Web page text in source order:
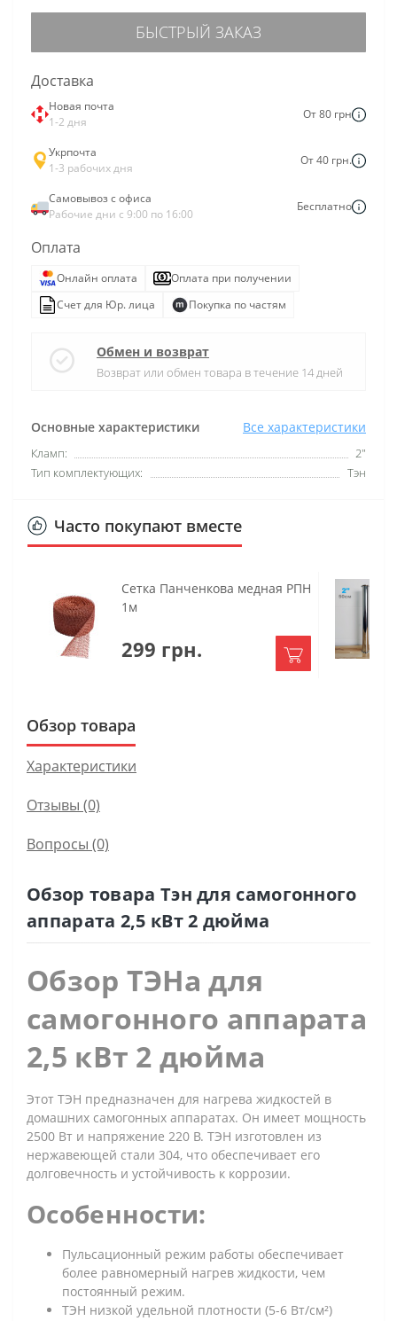
Основные характеристики Все характеристики
Кламп:
2"
Тип комплектующих:
Тэн
БЫСТРЫЙ ЗАКАЗ
Доставка
Новая почта
1-2 дня
От 80 грн
Укрпочта
1-3 рабочих дня
От 40 грн.
Самовывоз с офиса
Рабочие дни с 9:00 по 16:00
Бесплатно
Оплата
Онлайн оплата
Оплата при получении
Счет для Юр. лица
Покупка по частям
Обмен и возврат
Возврат или обмен товара в течение 14 дней
Часто покупают вместе
Сетка Панченкова медная РПН
1м
299 грн.
Обзор товара
Характеристики
Отзывы (0)
Вопросы (0)
Обзор товара Тэн для самогонного
аппарата 2,5 кВт 2 дюйма
Обзор ТЭНа для
самогонного аппарата
2,5 кВт 2 дюйма
Этот ТЭН предназначен для нагрева жидкостей в
домашних самогонных аппаратах. Он имеет мощность
2500 Вт и напряжение 220 В. ТЭН изготовлен из
нержавеющей стали 304, что обеспечивает его
долговечность и устойчивость к коррозии.
Особенности:
Пульсационный режим работы обеспечивает
более равномерный нагрев жидкости, чем
постоянный режим.
ТЭН низкой удельной плотности (5-6 Вт/см²)